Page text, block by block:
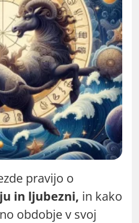
pravijo o
in ljubezni, in kako
obdobje v svoj